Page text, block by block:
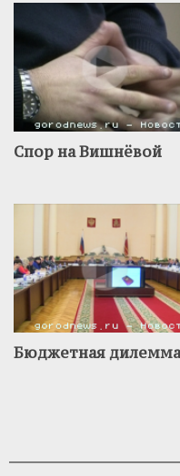
Спор на Вишнёвой
Бюджетная дилемма